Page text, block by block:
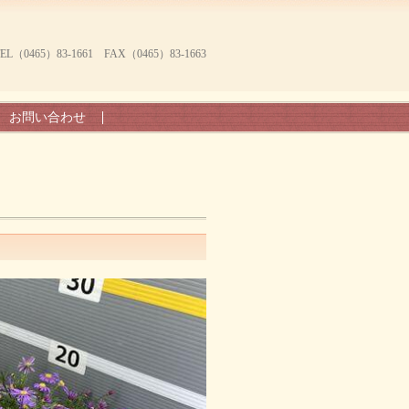
（0465）83-1661 FAX（0465）83-1663
お問い合わせ